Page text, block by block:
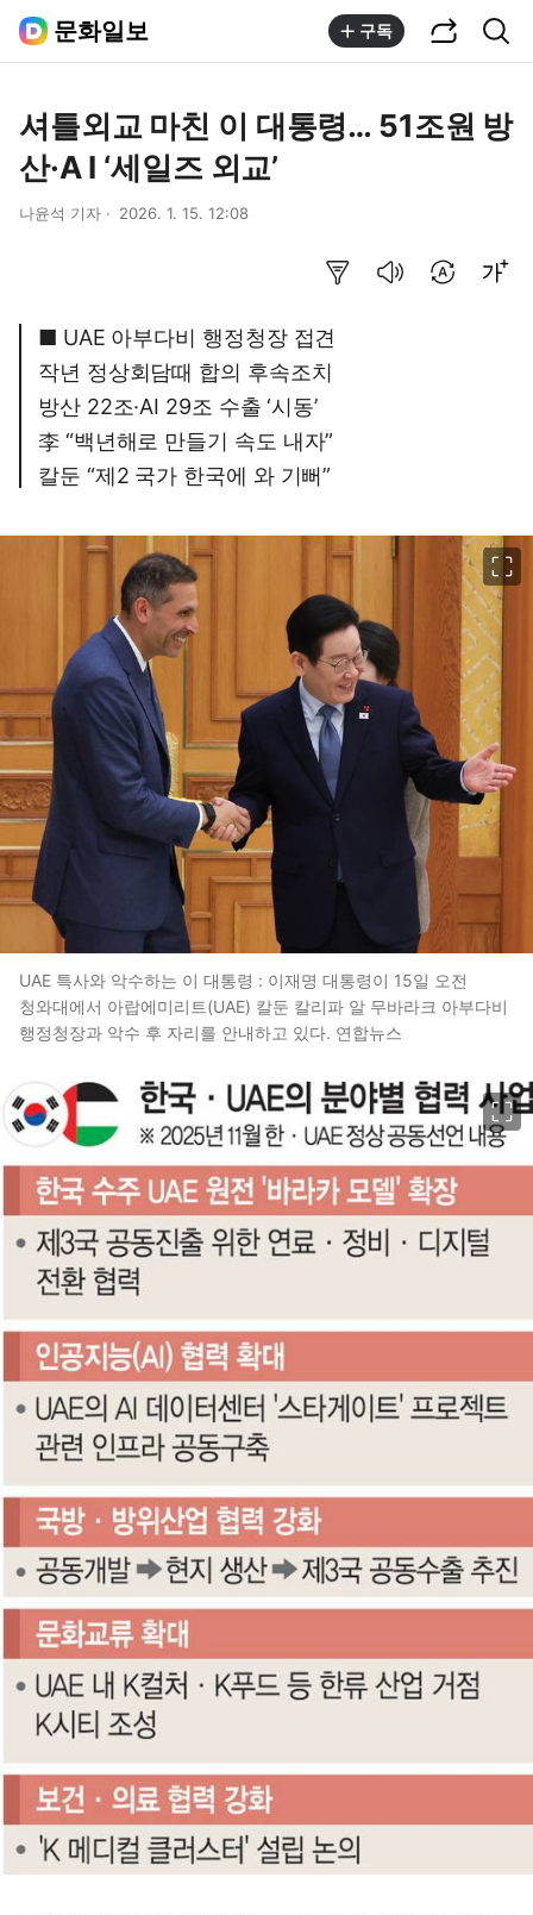
문화일보 구독
셔틀외교 마친 이 대통령… 51조원 방
산·A I ‘세일즈 외교’
나윤석 기자 2026. 1. 15. 12:08
■ UAE 아부다비 행정청장 접견
작년 정상회담때 합의 후속조치
방산 22조·AI 29조 수출 ‘시동’
李 “백년해로 만들기 속도 내자”
칼둔 “제2 국가 한국에 와 기뻐”
UAE 특사와 악수하는 이 대통령 : 이재명 대통령이 15일 오전
청와대에서 아랍에미리트(UAE) 칼둔 칼리파 알 무바라크 아부다비
행정청장과 악수 후 자리를 안내하고 있다. 연합뉴스